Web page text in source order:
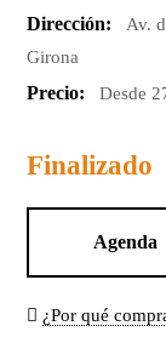
Dirección:
Av.
Girona
Precio: Desde
Finalizado
Agenda
¿Por qué